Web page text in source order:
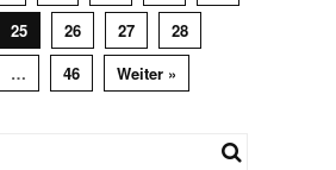
25 26 27
28
… 46 Weiter »